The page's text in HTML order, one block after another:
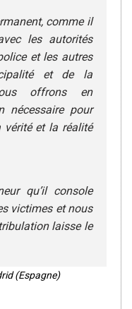
comme il
les autorités
et les autres
et de la
offrons en
nécessaire pour
et la réalité
qu’il console
victimes et nous
laisse le
(Espagne)